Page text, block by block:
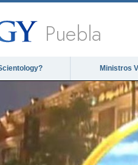
Puebla
Ministros